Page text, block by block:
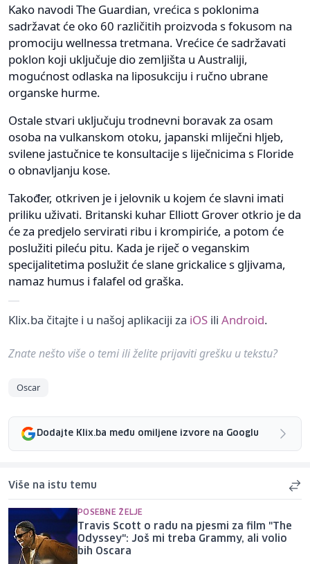
Kako navodi The Guardian, vrećica s poklonima
sadržavat će oko 60 različitih proizvoda s fokusom na
promociju wellnessa tretmana. Vrećice će sadržavati
poklon koji uključuje dio zemljišta u Australiji,
mogućnost odlaska na liposukciju i ručno ubrane
organske hurme.
Ostale stvari uključuju trodnevni boravak za osam
osoba na vulkanskom otoku, japanski mliječni hljeb,
svilene jastučnice te konsultacije s liječnicima s Floride
o obnavljanju kose.
Također, otkriven je i jelovnik u kojem će slavni imati
priliku uživati. Britanski kuhar Elliott Grover otkrio je da
će za predjelo servirati ribu i krompiriće, a potom će
poslužiti pileću pitu. Kada je riječ o veganskim
specijalitetima poslužit će slane grickalice s gljivama,
namaz humus i falafel od graška.
Klix.ba čitajte i u našoj aplikaciji za iOS ili Android.
Znate nešto više o temi ili želite prijaviti grešku u tekstu?
Oscar
Dodajte Klix.ba među omiljene izvore na Googlu
Više na istu temu
POSEBNE ŽELJE
Travis Scott o radu na pjesmi za film "The
Odyssey": Još mi treba Grammy, ali volio
bih Oscara